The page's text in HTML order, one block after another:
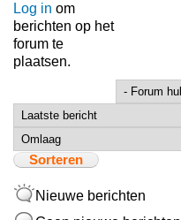
Log in om
berichten op het
forum te
plaatsen.
Sorteer op
Sorteren
Nieuwe berichten